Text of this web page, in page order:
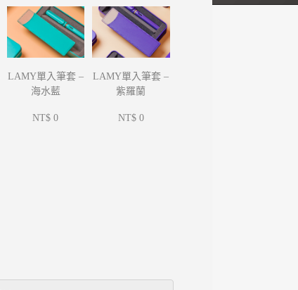
LAMY單入筆套 –
海水藍
NT$ 0
LAMY單入筆套 –
紫羅蘭
NT$ 0